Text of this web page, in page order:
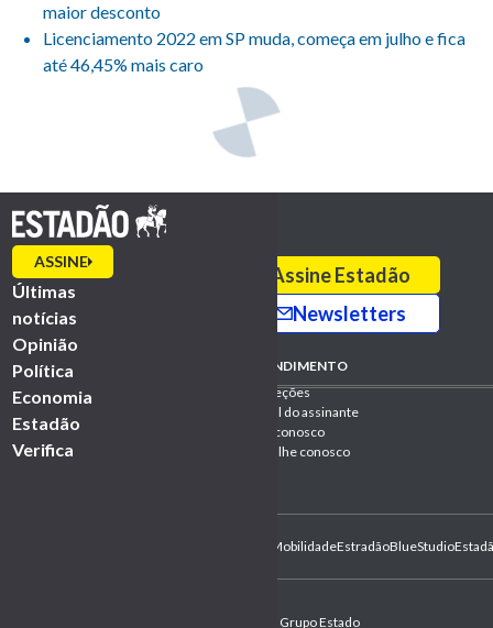
maior desconto
Licenciamento 2022 em SP muda, começa em julho e fica
até 46,45% mais caro